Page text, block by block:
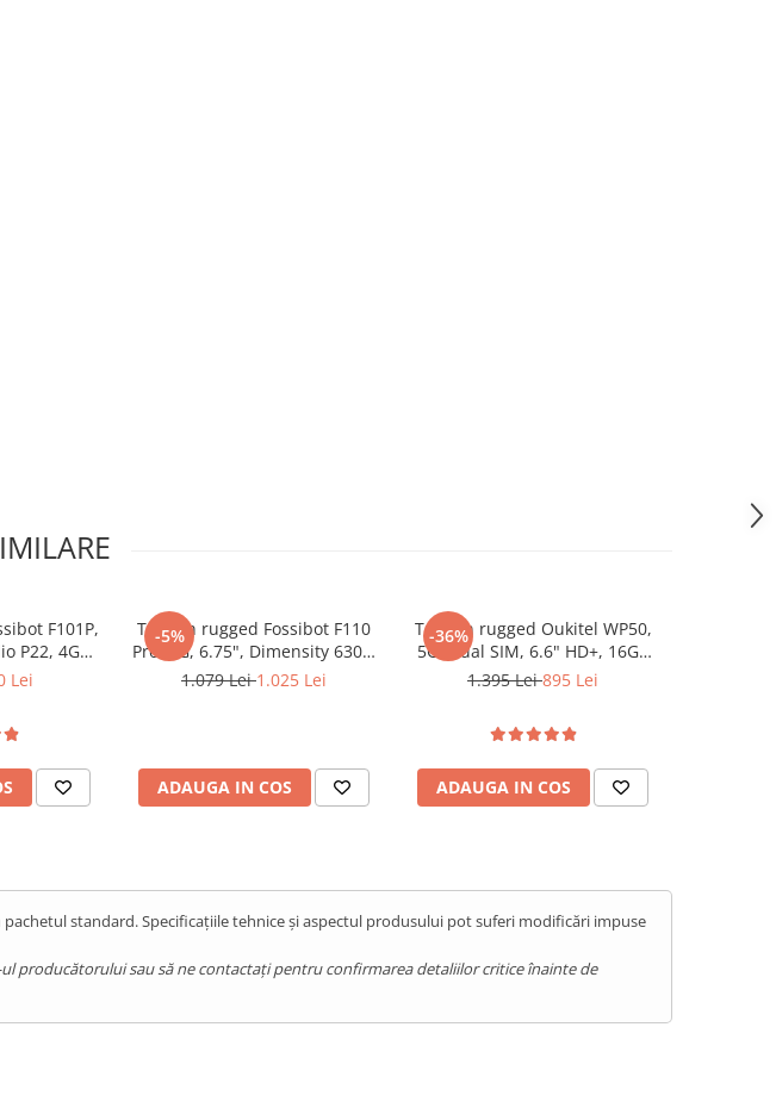
F101P,
P22, 4GB
Lei
-5%
Telefon rugged Fossibot F110
Pro, 5G, 6.75", Dimensity 6300,
8GB RAM, 128GB, NFC, Android
1.079 Lei1.025 Lei
ADAUGA IN COS
-36%
Telefon rugged Oukitel WP50,
5G, Dual SIM, 6.6" HD+, 16GB
RAM (4GB + 12GB), 256GB, NFC,
1.395 Lei895 Lei
ADAUGA IN COS
standard. Specificațiile tehnice și aspectul produsului pot suferi modificări impuse
producătorului sau să ne contactați pentru confirmarea detaliilor critice înainte de